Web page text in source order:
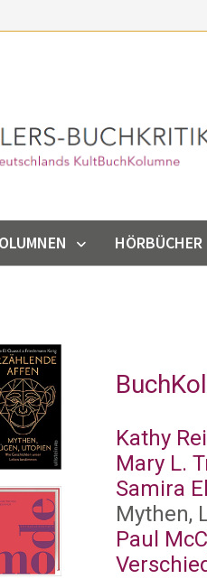
HÖRBÜCHER
Kathy
Mary L.
Samira
Mythen,
Paul